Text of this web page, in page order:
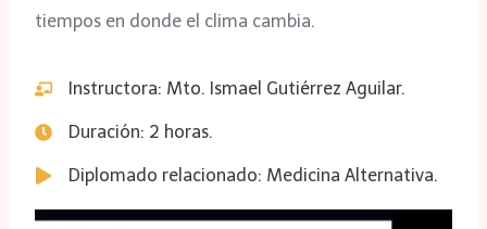
tiempos en donde el clima cambia.
Instructora: Mto. Ismael Gutiérrez Aguilar.
Duración: 2 horas.
Diplomado relacionado: Medicina Alternativa.